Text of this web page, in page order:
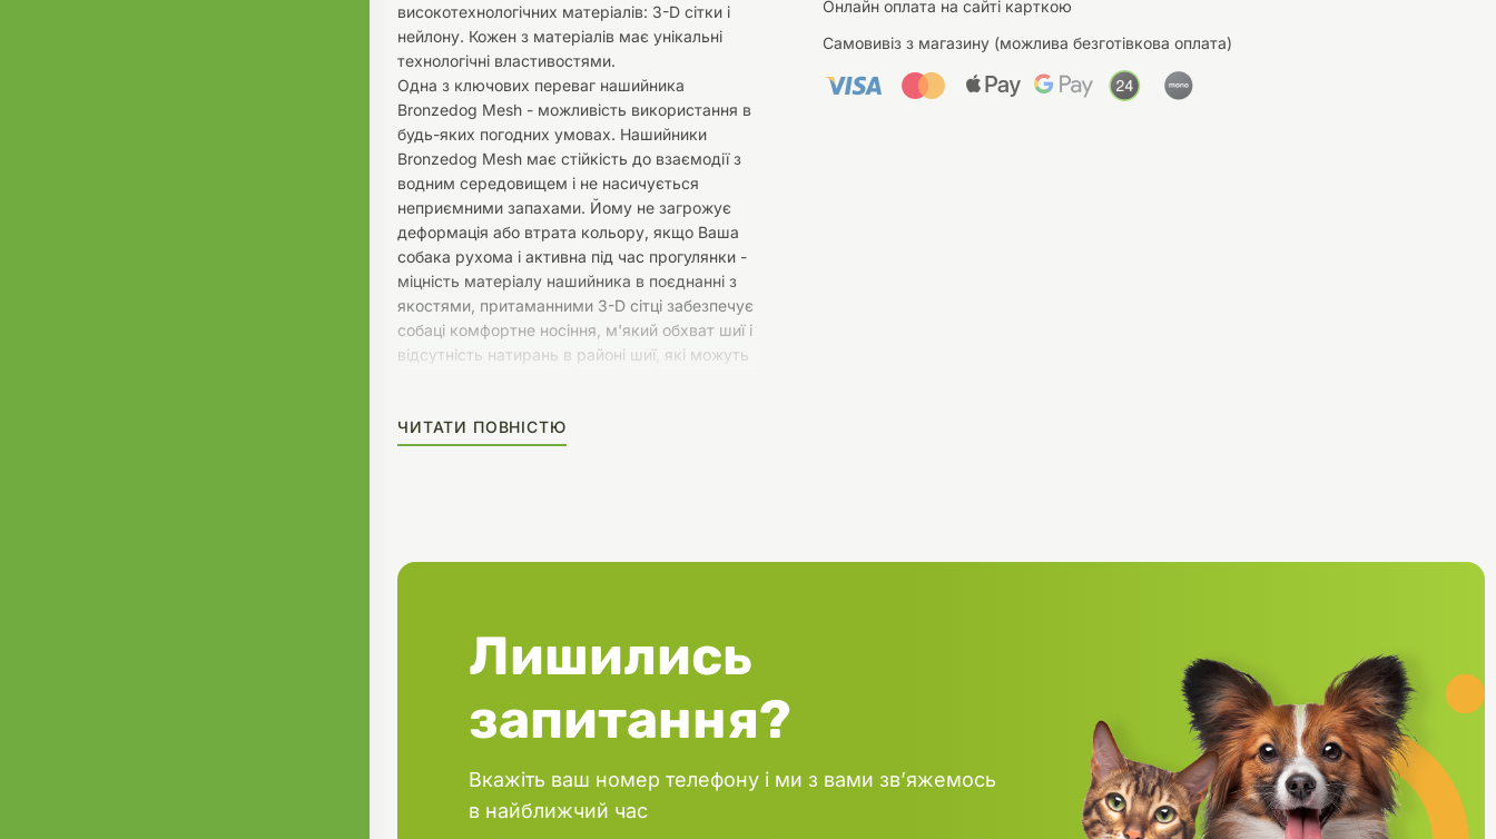
Онлайн оплата на сайті карткою
Самовивіз з магазину (можлива безготівкова оплата)
високотехнологічних матеріалів: 3-D сітки і
нейлону. Кожен з матеріалів має унікальні
технологічні властивостями.
Одна з ключових переваг нашийника
Bronzedog Mesh - можливість використання в
будь-яких погодних умовах. Нашийники
Bronzedog Mesh має стійкість до взаємодії з
водним середовищем і не насичується
неприємними запахами. Йому не загрожує
деформація або втрата кольору, якщо Ваша
собака рухома і активна під час прогулянки -
міцність матеріалу нашийника в поєднанні з
якостями, притаманними 3-D сітці забезпечує
собаці комфортне носіння, м'який обхват шиї і
відсутність натирань в районі шиї, які можуть
Наявність двох світловідбивних елементів
товщиною 2 мм, в доповненні з безпечною
ЧИТАТИ ПОВНІСТЮ
Лишились
запитання?
Вкажіть ваш номер телефону і ми з вами зв’яжемось
в найближчий час